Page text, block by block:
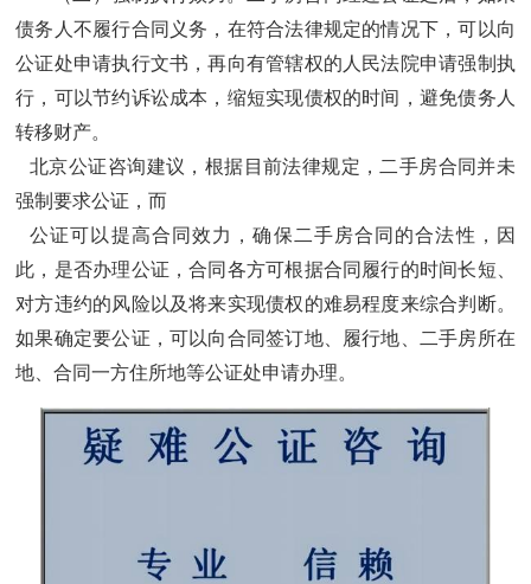
债务人不履行合同义务，在符合法律规定的情况下，可以向
公证处申请执行文书，再向有管辖权的人民法院申请强制执
行，可以节约诉讼成本，缩短实现债权的时间，避免债务人
转移财产。
北京公证咨询建议，根据目前法律规定，二手房合同并未
强制要求公证，而
公证可以提高合同效力，确保二手房合同的合法性，因
此，是否办理公证，合同各方可根据合同履行的时间长短、
对方违约的风险以及将来实现债权的难易程度来综合判断。
如果确定要公证，可以向合同签订地、履行地、二手房所在
地、合同一方住所地等公证处申请办理。